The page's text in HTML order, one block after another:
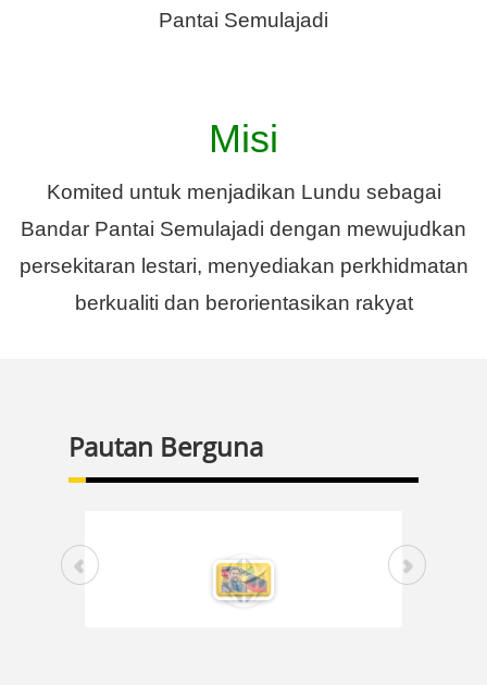
Pantai Semulajadi
Misi
Komited untuk menjadikan Lundu sebagai
Bandar Pantai Semulajadi dengan mewujudkan
persekitaran lestari, menyediakan perkhidmatan
berkualiti dan berorientasikan rakyat
Pautan Berguna